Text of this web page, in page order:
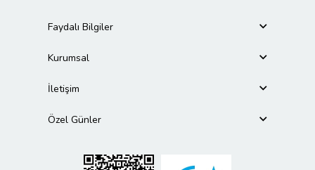
Faydalı Bilgiler
Kurumsal
İletişim
Özel Günler